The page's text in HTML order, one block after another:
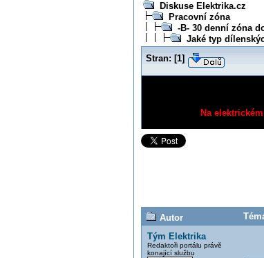
Diskuse Elektrika.cz
Pracovní zóna
-B- 30 denní zóna
Jaké typ
Stran: [1]
Na
Autor
Tým Elektrika
Redaktoři portálu právě
konající službu